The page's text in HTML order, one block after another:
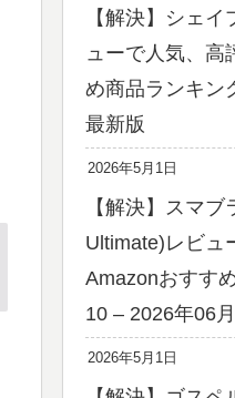
【解決】シェ
ューで人気、高
め商品ランキン
最新版
2026年5月1日
【解決】スマ
Ultimate)レビュ
Amazonおすす
10 – 2026年06
2026年5月1日